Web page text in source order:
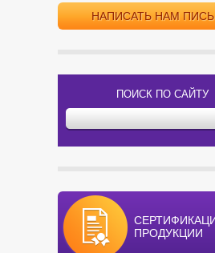
НАПИСАТЬ НАМ
ПОИСК ПО САЙТУ
ПРОДУКЦИИ